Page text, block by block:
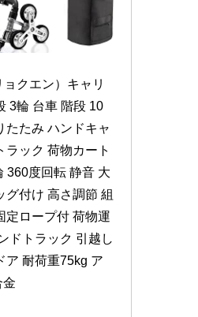
クエン）キャリ
3輪 台車 階段 10
たたみ ハンドキャ
ラック 荷物カート
360度回転 静音 大
グ付け 高さ調節 組
定ロープ付 荷物運
ドトラック 引越し
ア 耐荷重75kg ア
金